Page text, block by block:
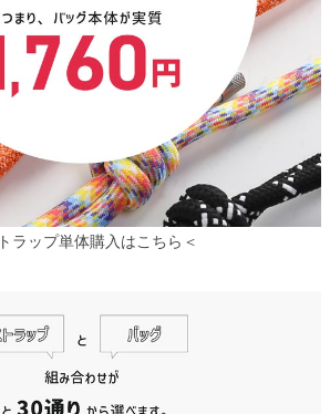
ラップ単体購入はこちら＜